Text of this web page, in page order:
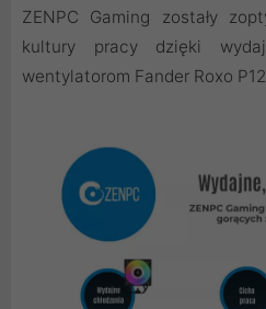
ZENPC Gaming zostały
kultury pracy dzięki
wentylatorom Fander Roxo